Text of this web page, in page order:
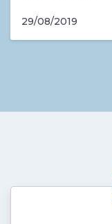
29/08/2019